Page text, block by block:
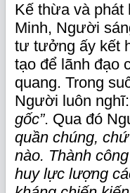
Kế thừa và phát
Minh, Người
tư tưởng ấy kết
tạo để lãnh đạo
quang. Trong
Người luôn nghĩ:
gốc”. Qua đó
quần chúng,
nào. Thành
huy lực lượng